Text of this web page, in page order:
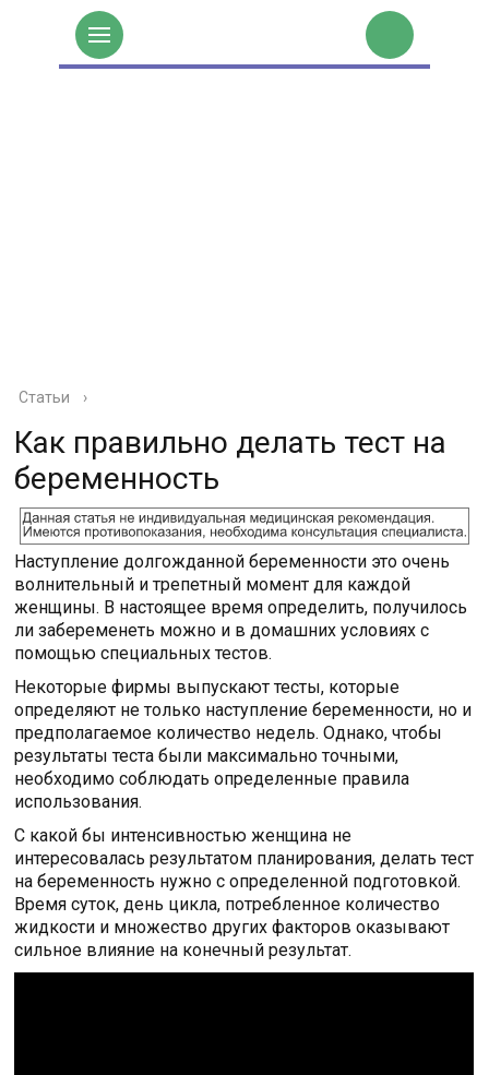
Статьи ›
Как правильно делать тест на
беременность
Наступление долгожданной беременности это очень
волнительный и трепетный момент для каждой
женщины. В настоящее время определить, получилось
ли забеременеть можно и в домашних условиях с
помощью специальных тестов.
Некоторые фирмы выпускают тесты, которые
определяют не только наступление беременности, но и
предполагаемое количество недель. Однако, чтобы
результаты теста были максимально точными,
необходимо соблюдать определенные правила
использования.
С какой бы интенсивностью женщина не
интересовалась результатом планирования, делать тест
на беременность нужно с определенной подготовкой.
Время суток, день цикла, потребленное количество
жидкости и множество других факторов оказывают
сильное влияние на конечный результат.